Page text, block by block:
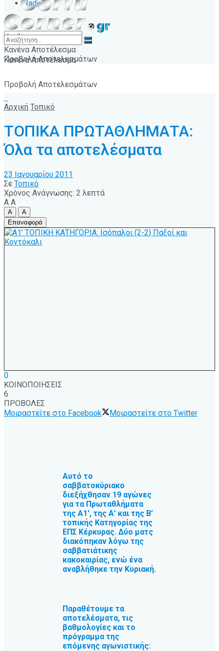
Radio
Κανένα Αποτέλεσμα
Προβολή Αποτελεσμάτων
Κανένα Αποτέλεσμα
Προβολή Αποτελεσμάτων
Αρχική Τοπικό
ΤΟΠΙΚΑ ΠΡΩΤΑΘΛΗΜΑΤΑ:
Όλα τα αποτελέσματα
23 Ιανουαρίου 2011
Σε Τοπικό
Χρόνος Ανάγνωσης: 2 λεπτά
A A
A
A
Επαναφορά
0
ΚΟΙΝΟΠΟΙΗΣΕΙΣ
6
ΠΡΟΒΟΛΕΣ
Μοιραστείτε στο Facebook
Μοιραστείτε στο Twitter
Αυτό το
σαββατοκύριακο
διεξήχθησαν 19 αγώνες
για τα Πρωταθλήματα
της Α1′, της Α’ και της Β’
τοπικής Κατηγορίας της
ΕΠΣ Κέρκυρας. Δύο ματς
διακόπηκαν λόγω της
σαββατιάτικης
κακοκαιρίας, ενώ ένα
αναβλήθηκε την Κυριακή.
Παραθέτουμε τα
αποτελέσματα, τις
βαθμολογίες και το
πρόγραμμα της
επόμενης αγωνιστικής: